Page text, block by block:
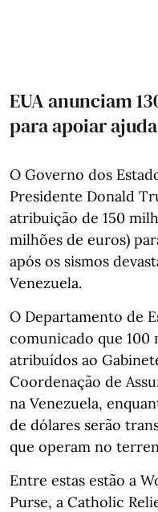
EUA anunciam
para apoiar
O Governo dos
Presidente Donald
atribuição de 150
milhões de euros)
após os sismos
Venezuela.
O Departamento de
comunicado que 100
atribuídos ao
Coordenação de
na Venezuela,
de dólares serão
que operam no
Entre estas estão a
Purse, a Catholic